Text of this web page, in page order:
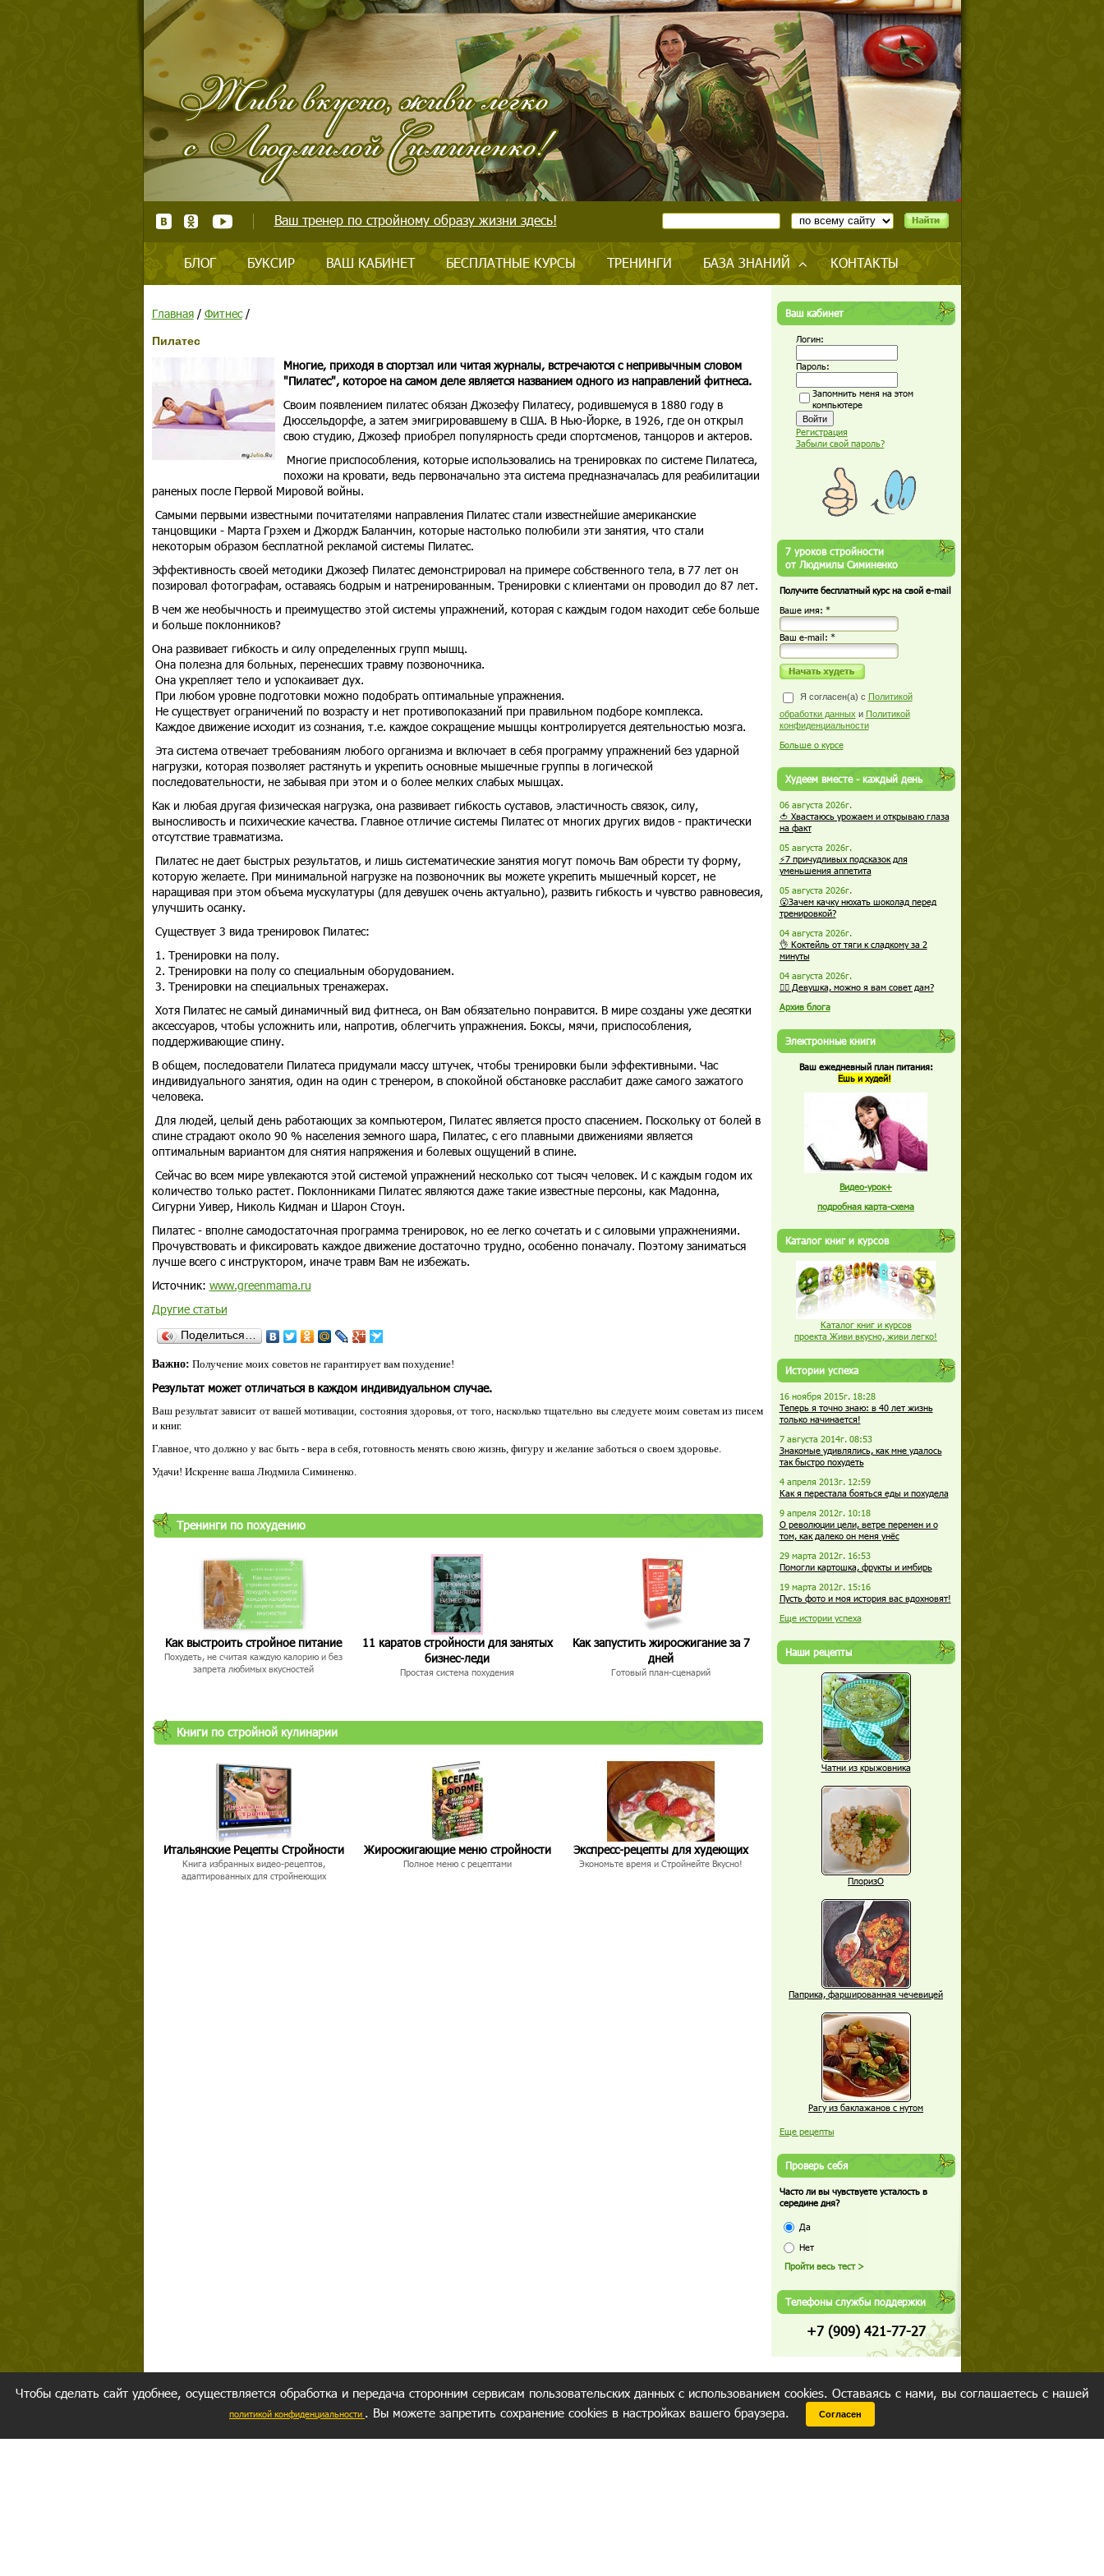
Ваш тренер по стройному образу жизни здесь!
БЛОГ БУКСИР ВАШ КАБИНЕТ БЕСПЛАТНЫЕ КУРСЫ ТРЕНИНГИ БАЗА ЗНАНИЙ КОНТАКТЫ
Главная/ Фитнес/
Пилатес
Многие, приходя в спортзал или читая журналы, встречаются с непривычным словом
"Пилатес", которое на самом деле является названием одного из направлений фитнеса.
Своим появлением пилатес обязан Джозефу Пилатесу, родившемуся в 1880 году в
Дюссельдорфе, а затем эмигрировавшему в США. В Нью-Йорке, в 1926, где он открыл
свою студию, Джозеф приобрел популярность среди спортсменов, танцоров и актеров.
Многие приспособления, которые использовались на тренировках по системе Пилатеса,
похожи на кровати, ведь первоначально эта система предназначалась для реабилитации
раненых после Первой Мировой войны.
Самыми первыми известными почитателями направления Пилатес стали известнейшие американские
танцовщики - Марта Грэхем и Джордж Баланчин, которые настолько полюбили эти занятия, что стали
некоторым образом бесплатной рекламой системы Пилатес.
Эффективность своей методики Джозеф Пилатес демонстрировал на примере собственного тела, в 77 лет он
позировал фотографам, оставаясь бодрым и натренированным. Тренировки с клиентами он проводил до 87 лет.
В чем же необычность и преимущество этой системы упражнений, которая с каждым годом находит себе больше
и больше поклонников?
Она развивает гибкость и силу определенных групп мышц.
Она полезна для больных, перенесших травму позвоночника.
Она укрепляет тело и успокаивает дух.
При любом уровне подготовки можно подобрать оптимальные упражнения.
Не существует ограничений по возрасту и нет противопоказаний при правильном подборе комплекса.
Каждое движение исходит из сознания, т.е. каждое сокращение мышцы контролируется деятельностью мозга.
Эта система отвечает требованиям любого организма и включает в себя программу упражнений без ударной
нагрузки, которая позволяет растянуть и укрепить основные мышечные группы в логической
последовательности, не забывая при этом и о более мелких слабых мышцах.
Как и любая другая физическая нагрузка, она развивает гибкость суставов, эластичность связок, силу,
выносливость и психические качества. Главное отличие системы Пилатес от многих других видов - практически
отсутствие травматизма.
Пилатес не дает быстрых результатов, и лишь систематические занятия могут помочь Вам обрести ту форму,
которую желаете. При минимальной нагрузке на позвоночник вы можете укрепить мышечный корсет, не
наращивая при этом объема мускулатуры (для девушек очень актуально), развить гибкость и чувство равновесия,
улучшить осанку.
Существует 3 вида тренировок Пилатес:
1. Тренировки на полу.
2. Тренировки на полу со специальным оборудованием.
3. Тренировки на специальных тренажерах.
Хотя Пилатес не самый динамичный вид фитнеса, он Вам обязательно понравится. В мире созданы уже десятки
аксессуаров, чтобы усложнить или, напротив, облегчить упражнения. Боксы, мячи, приспособления,
поддерживающие спину.
В общем, последователи Пилатеса придумали массу штучек, чтобы тренировки были эффективными. Час
индивидуального занятия, один на один с тренером, в спокойной обстановке расслабит даже самого зажатого
человека.
Для людей, целый день работающих за компьютером, Пилатес является просто спасением. Поскольку от болей в
спине страдают около 90 % населения земного шара, Пилатес, с его плавными движениями является
оптимальным вариантом для снятия напряжения и болевых ощущений в спине.
Сейчас во всем мире увлекаются этой системой упражнений несколько сот тысяч человек. И с каждым годом их
количество только растет. Поклонниками Пилатес являются даже такие известные персоны, как Мадонна,
Сигурни Уивер, Николь Кидман и Шарон Стоун.
Пилатес - вполне самодостаточная программа тренировок, но ее легко сочетать и с силовыми упражнениями.
Прочувствовать и фиксировать каждое движение достаточно трудно, особенно поначалу. Поэтому заниматься
лучше всего с инструктором, иначе травм Вам не избежать.
Источник: www.greenmama.ru
Другие статьи
Поделиться…
Важно: Получение моих советов не гарантирует вам похудение!
Результат может отличаться в каждом индивидуальном случае.
Ваш результат зависит от вашей мотивации, состояния здоровья, от того, насколько тщательно вы следуете моим советам из писем
и книг.
Главное, что должно у вас быть - вера в себя, готовность менять свою жизнь, фигуру и желание заботься о своем здоровье.
Удачи! Искренне ваша Людмила Симиненко.
Тренинги по похудению
Как выстроить стройное питание
Похудеть, не считая каждую калорию и без
запрета любимых вкусностей
11 каратов стройности для занятых
бизнес-леди
Простая система похудения
Как запустить жиросжигание за 7
дней
Готовый план-сценарий
Книги по стройной кулинарии
Итальянские Рецепты Стройности
Книга избранных видео-рецептов,
адаптированных для стройнеющих
Жиросжигающие меню стройности
Полное меню с рецептами
Экспресс-рецепты для худеющих
Экономьте время и Стройнейте Вкусно!
Ваш кабинет
Логин:
Пароль:
Запомнить меня на этом
компьютере
Регистрация
Забыли свой пароль?
7 уроков стройности
от Людмилы Симиненко
Получите бесплатный курс на свой e-mail
Ваше имя: *
Ваш е-mail: *
Я согласен(а) с Политикой
обработки данных и Политикой
конфиденциальности
Больше о курсе
Худеем вместе - каждый день
06 августа 2026г.
🍅 Хвастаюсь урожаем и открываю глаза
на факт
05 августа 2026г.
⚡7 причудливых подсказок для
уменьшения аппетита
05 августа 2026г.
😮Зачем качку нюхать шоколад перед
тренировкой?
04 августа 2026г.
👌 Коктейль от тяги к сладкому за 2
минуты
04 августа 2026г.
🏋️‍♀️ Девушка, можно я вам совет дам?
Архив блога
Электронные книги
Ваш ежедневный план питания:
Ешь и худей!
Видео-урок+
подробная карта-схема
Каталог книг и курсов
Каталог книг и курсов
проекта Живи вкусно, живи легко!
Истории успеха
16 ноября 2015г. 18:28
Теперь я точно знаю: в 40 лет жизнь
только начинается!
7 августа 2014г. 08:53
Знакомые удивлялись, как мне удалось
так быстро похудеть
4 апреля 2013г. 12:59
Как я перестала бояться еды и похудела
9 апреля 2012г. 10:18
О революции цели, ветре перемен и о
том, как далеко он меня унёс
29 марта 2012г. 16:53
Помогли картошка, фрукты и имбирь
19 марта 2012г. 15:16
Пусть фото и моя история вас вдохновят!
Еще истории успеха
Наши рецепты
Чатни из крыжовника
ПлоризО
Паприка, фаршированная чечевицей
Рагу из баклажанов с нутом
Еще рецепты
Проверь себя
Часто ли вы чувствуете усталость в
середине дня?
Да
Нет
Телефоны службы поддержки
+7 (909) 421-77-27
Чтобы сделать сайт удобнее, осуществляется обработка и передача сторонним сервисам пользовательских данных с использованием cookies. Оставаясь с нами, вы соглашаетесь с нашей
политикой конфиденциальности . Вы можете запретить сохранение cookies в настройках вашего браузера. Согласен